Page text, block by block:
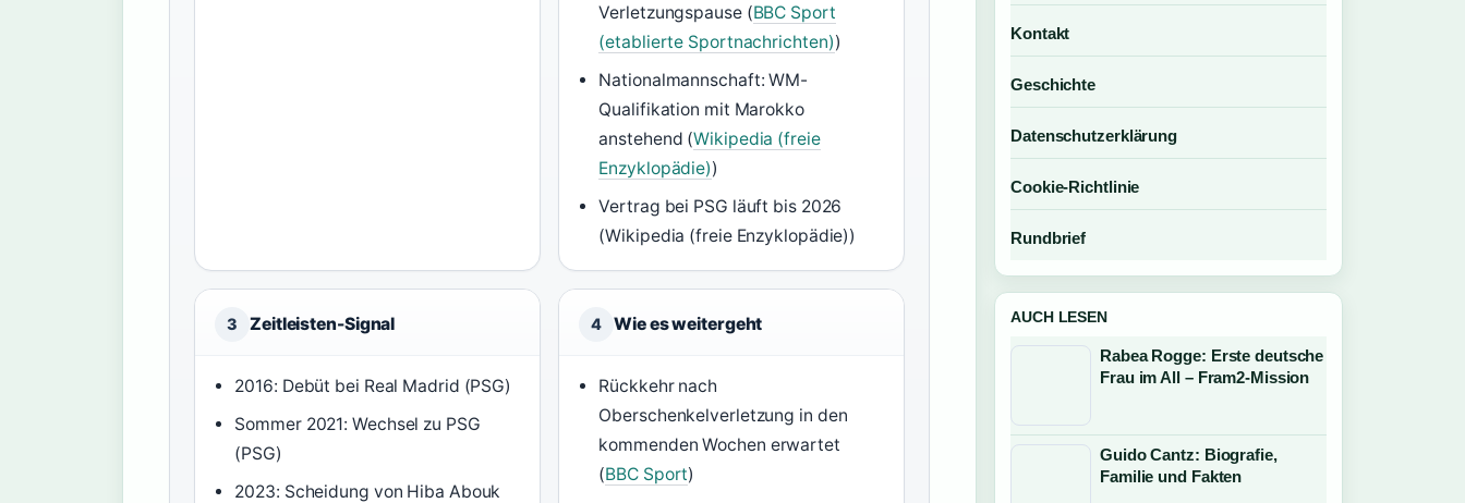
Verletzungspause (BBC Sport
(etablierte Sportnachrichten))
Nationalmannschaft: WM-
Qualifikation mit Marokko
anstehend (Wikipedia (freie
Enzyklopädie))
Vertrag bei PSG läuft bis 2026
(Wikipedia (freie Enzyklopädie))
3 Zeitleisten-Signal
2016: Debüt bei Real Madrid (PSG)
Sommer 2021: Wechsel zu PSG
(PSG)
2023: Scheidung von Hiba Abouk
4 Wie es weitergeht
Rückkehr nach
Oberschenkelverletzung in den
kommenden Wochen erwartet
(BBC Sport)
Kontakt
Geschichte
Datenschutzerklärung
Cookie-Richtlinie
Rundbrief
AUCH LESEN
Rabea Rogge: Erste deutsche
Frau im All – Fram2-Mission
Guido Cantz: Biografie,
Familie und Fakten